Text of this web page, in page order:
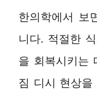
한의학에서 보
니다. 적절한
을 회복시키는
짐 디시 현상